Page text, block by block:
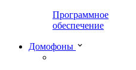
Программное
обеспечение
Домофоны